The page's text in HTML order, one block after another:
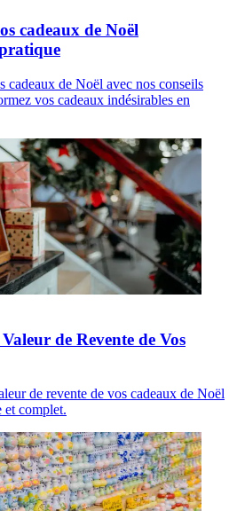
cadeaux de Noël
cadeaux de Noël avec nos conseils
vos cadeaux indésirables en
de Revente de Vos
de revente de vos cadeaux de Noël
et complet.